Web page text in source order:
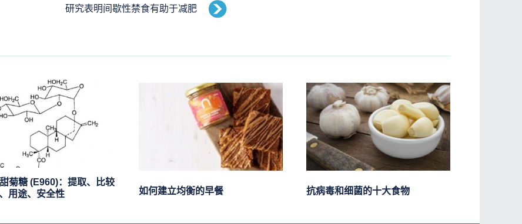
研究表明间歇性禁食有助于减肥
菊糖 (E960)：提取、比较
用途、安全性
如何建立均衡的早餐 抗病毒和细菌的十大食物